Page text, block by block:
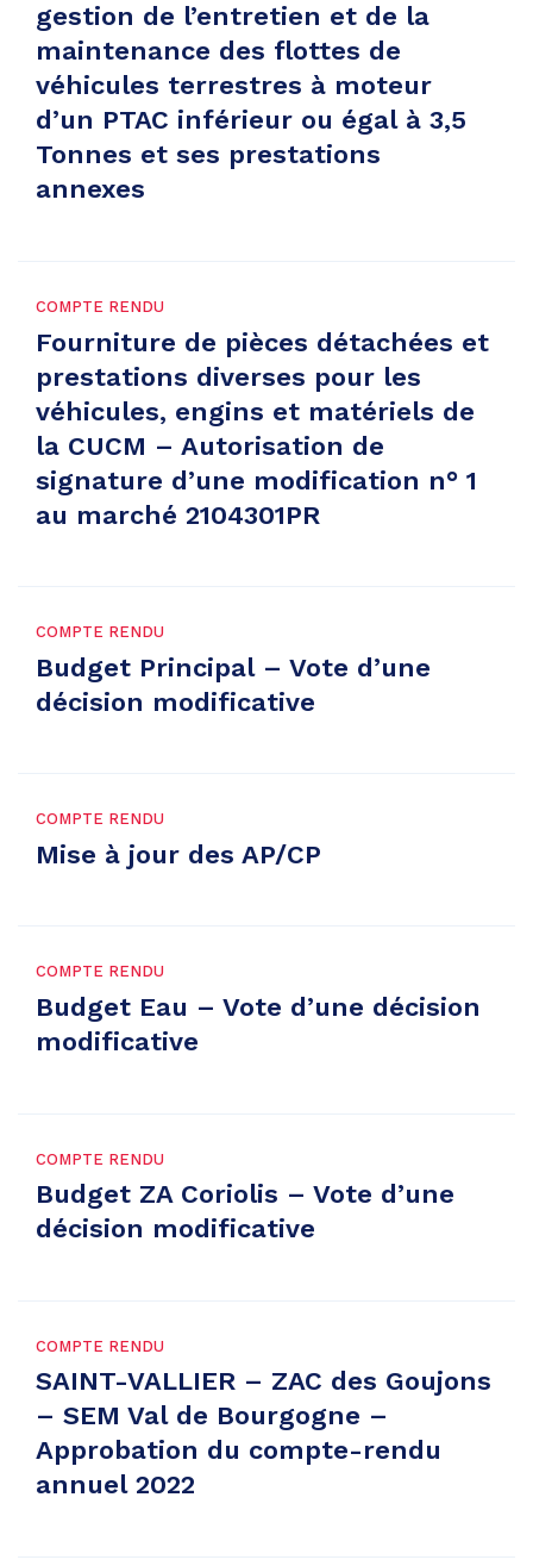
gestion de l’entretien et de la
maintenance des flottes de
véhicules terrestres à moteur
d’un PTAC inférieur ou égal à 3,5
Tonnes et ses prestations
annexes
COMPTE RENDU
Fourniture de pièces détachées et
prestations diverses pour les
véhicules, engins et matériels de
la CUCM – Autorisation de
signature d’une modification n° 1
au marché 2104301PR
COMPTE RENDU
Budget Principal – Vote d’une
décision modificative
COMPTE RENDU
Mise à jour des AP/CP
COMPTE RENDU
Budget Eau – Vote d’une décision
modificative
COMPTE RENDU
Budget ZA Coriolis – Vote d’une
décision modificative
COMPTE RENDU
SAINT-VALLIER – ZAC des Goujons
– SEM Val de Bourgogne –
Approbation du compte-rendu
annuel 2022